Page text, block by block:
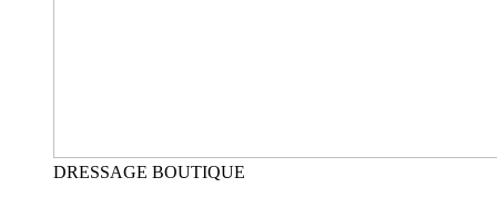
DRESSAGE BOUTIQUE